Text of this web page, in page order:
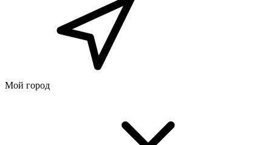
Мой город